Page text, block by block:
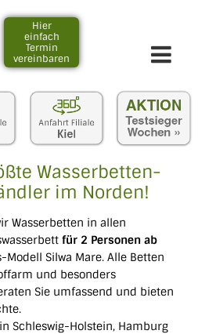
Hier
einfach
Termin
vereinbaren
Wasserbetten-
im Norden!
Wasserbetten in allen
für 2 Personen ab
Silwa Mare. Alle Betten
und besonders
Sie umfassend und bieten
Schleswig-Holstein, Hamburg